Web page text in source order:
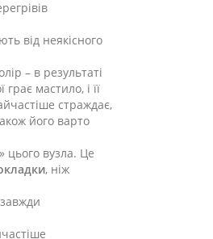
від неякісного
– в результаті
мастило, і її
страждає,
його варто
цього вузла. Це
, ніж